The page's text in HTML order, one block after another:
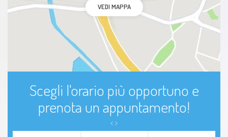
VEDI MAPPA
Scegli l'orario più opportuno e
prenota un appuntamento!